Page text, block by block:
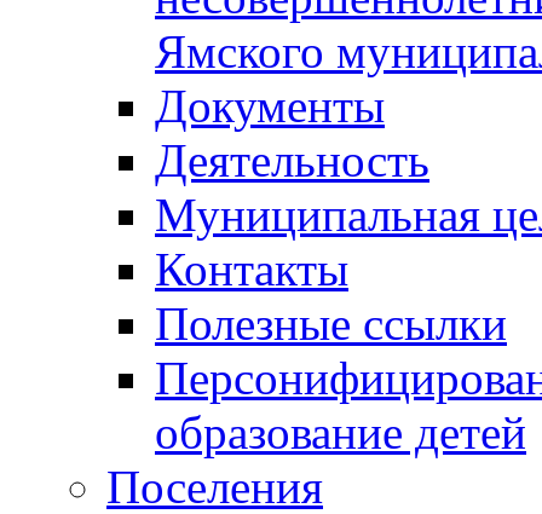
Ямского
Документы
Деятельность
Муниципальная
Контакты
Полезные ссылки
образование детей
Поселения